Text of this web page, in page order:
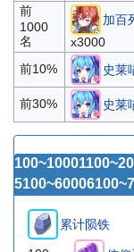
前
1000
名
加百
x3000
前10%
史莱
前30% 史莱
100~1000
5100~6000
累计陨铁